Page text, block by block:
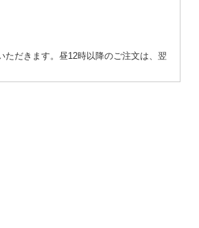
だきます。昼12時以降のご注文は、翌